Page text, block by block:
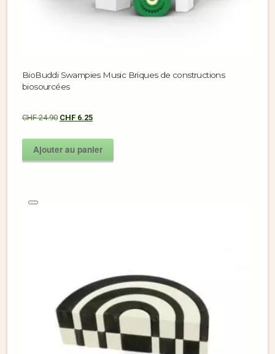
BioBuddi Swampies Music Briques de constructions
biosourcées
CHF24.90 CHF 6.25
Ajouter au panier